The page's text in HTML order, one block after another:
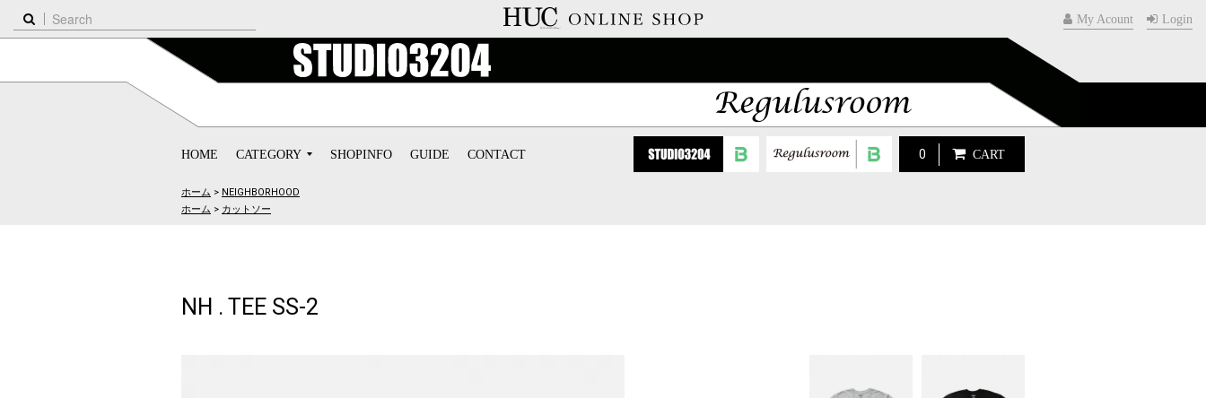
My Acount Login
HOME CATEGORY SHOPINFO GUIDE CONTACT 0 CART
ホーム > NEIGHBORHOOD
ホーム > カットソー
NH . TEE SS-2